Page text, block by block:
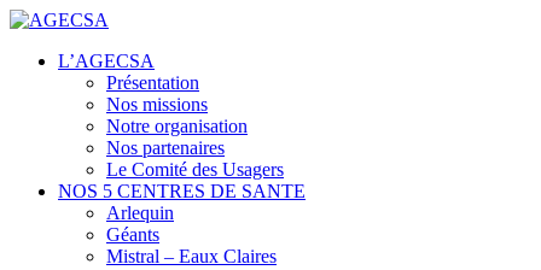
AGECSA
Centres de santé
L’AGECSA
Présentation
Nos missions
Notre organisation
Nos partenaires
Le Comité des Usagers
NOS 5 CENTRES DE SANTE
Arlequin
Géants
Mistral – Eaux Claires